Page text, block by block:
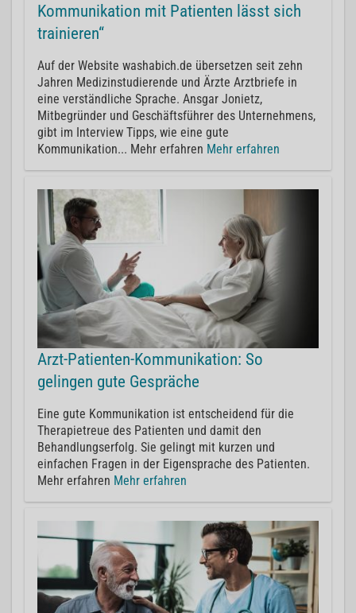
Kommunikation mit Patienten lässt sich
trainieren“
Auf der Website washabich.de übersetzen seit zehn
Jahren Medizinstudierende und Ärzte Arztbriefe in
eine verständliche Sprache. Ansgar Jonietz,
Mitbegründer und Geschäftsführer des Unternehmens,
gibt im Interview Tipps, wie eine gute
Kommunikation... Mehr erfahren Mehr erfahren
Arzt-Patienten-Kommunikation: So
gelingen gute Gespräche
Eine gute Kommunikation ist entscheidend für die
Therapietreue des Patienten und damit den
Behandlungserfolg. Sie gelingt mit kurzen und
einfachen Fragen in der Eigensprache des Patienten.
Mehr erfahren Mehr erfahren